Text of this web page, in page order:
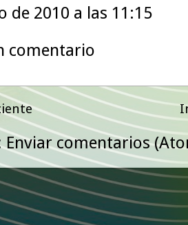
de 2010 a las 11:15
comentario
Enviar comentarios